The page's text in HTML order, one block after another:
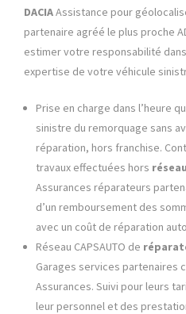
DACIAAssistance pour
partenaire agréé le plus proche
estimer votre responsabilité
expertise de votre véhicule
Prise en charge dans l’heure
sinistre du remorquage sans
réparation, hors franchise.
travaux effectuées hors
Assurances réparateurs
d’un remboursement des
avec un coût de réparation
Réseau CAPSAUTO de
Garages services partenaires
Assurances. Suivi pour leurs
leur personnel et des